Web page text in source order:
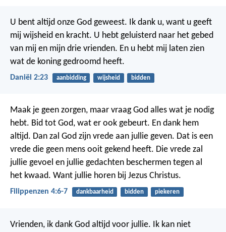
U bent altijd onze God geweest. Ik dank u, want u geeft
mij wijsheid en kracht. U hebt geluisterd naar het gebed
van mij en mijn drie vrienden. En u hebt mij laten zien
wat de koning gedroomd heeft.
Daniël 2:23 aanbidding wijsheid bidden
Maak je geen zorgen, maar vraag God alles wat je nodig
hebt. Bid tot God, wat er ook gebeurt. En dank hem
altijd. Dan zal God zijn vrede aan jullie geven. Dat is een
vrede die geen mens ooit gekend heeft. Die vrede zal
jullie gevoel en jullie gedachten beschermen tegen al
het kwaad. Want jullie horen bij Jezus Christus.
Filippenzen 4:6-7 dankbaarheid bidden piekeren
Vrienden, ik dank God altijd voor jullie. Ik kan niet